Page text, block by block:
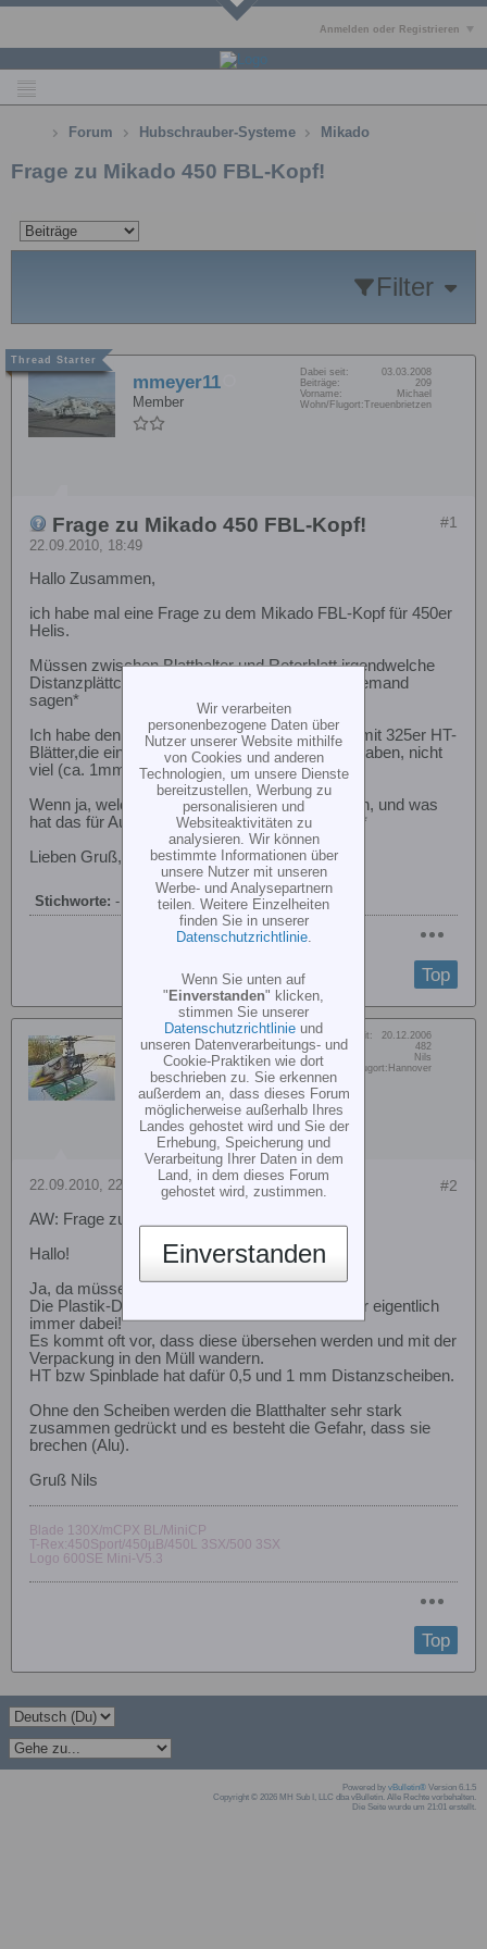
Anmelden oder Registrieren
Forum Hubschrauber-Systeme Mikado
Frage zu Mikado 450 FBL-Kopf!
Filter
mmeyer11
Member
Dabei seit:
03.03.2008
Beiträge:
209
Vorname:
Michael
Wohn/Flugort:Treuenbrietzen
#1
Frage zu Mikado 450 FBL-Kopf!
22.09.2010, 18:49
Hallo Zusammen,
ich habe mal eine Frage zu dem Mikado FBL-Kopf für 450er
Helis.
Müssen zwischen Blatthalter und Rotorblatt irgendwelche
Distanzplättchen gelegt werden, kann mir das jemand
sagen*
Ich habe den besagten Alukopf in Kombination mit 325er HT-
Blätter,die ein wenig Luft nach oben und unten haben, nicht
viel (ca. 1mm), aber dennoch ist Spiel da!!!
Wenn ja, welche Plättchen muss ich da nehmen, und was
hat das für Auswirkungen, wenn ich ohne fliege*
Lieben Gruß, Micha!
Stichworte: -
Top
Twinbrother
Member
Dabei seit:
20.12.2006
Beiträge:
482
Nils
Wohn/Flugort: Hannover
#2
22.09.2010, 22:58
AW: Frage zu Mikado 450 FBL-Kopf!
Hallo!
Ja, da müssen welche zwischen!
Die Plastik-Distanzscheiben sind bei den Blätter eigentlich
immer dabei!
Es kommt oft vor, dass diese übersehen werden und mit der
Verpackung in den Müll wandern.
HT bzw Spinblade hat dafür 0,5 und 1 mm Distanzscheiben.
Ohne den Scheiben werden die Blatthalter sehr stark
zusammen gedrückt und es besteht die Gefahr, dass sie
brechen (Alu).
Gruß Nils
Blade 130X/mCPX BL/MiniCP
T-Rex:450Sport/450µB/450L 3SX/500 3SX
Logo 600SE Mini-V5.3
Top
Powered by vBulletin® Version 6.1.5
Copyright © 2026 MH Sub I, LLC dba vBulletin. Alle Rechte vorbehalten.
Die Seite wurde um 21:01 erstellt.
Wir verarbeiten
personenbezogene Daten über
Nutzer unserer Website mithilfe
von Cookies und anderen
Technologien, um unsere Dienste
bereitzustellen, Werbung zu
personalisieren und
Websiteaktivitäten zu
analysieren. Wir können
bestimmte Informationen über
unsere Nutzer mit unseren
Werbe- und Analysepartnern
teilen. Weitere Einzelheiten
finden Sie in unserer
Datenschutzrichtlinie.
Wenn Sie unten auf
"Einverstanden" klicken,
stimmen Sie unserer
Datenschutzrichtlinie und
unseren Datenverarbeitungs- und
Cookie-Praktiken wie dort
beschrieben zu. Sie erkennen
außerdem an, dass dieses Forum
möglicherweise außerhalb Ihres
Landes gehostet wird und Sie der
Erhebung, Speicherung und
Verarbeitung Ihrer Daten in dem
Land, in dem dieses Forum
gehostet wird, zustimmen.
Einverstanden